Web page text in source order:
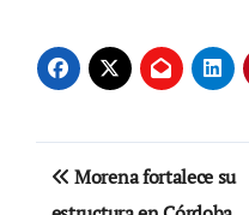
Navegación
Morena fortalece su